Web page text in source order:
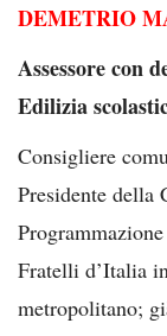
DEMETRIO
Assessore con
Edilizia
Consigliere
Presidente della
Fratelli d’Italia
metropolitano;